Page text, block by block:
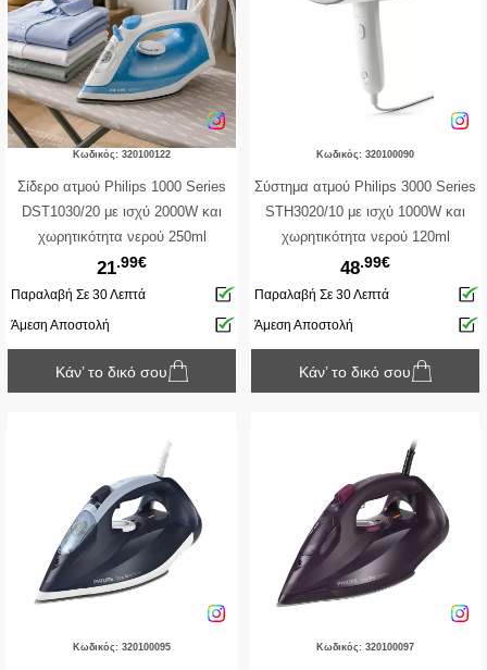
Κωδικός: 320100122
Σίδερο ατμού Philips 1000 Series
DST1030/20 με ισχύ 2000W και
χωρητικότητα νερού 250ml
21.99€
Παραλαβή Σε 30 Λεπτά
Άμεση Αποστολή
Κάν’ το δικό σου
Κωδικός: 320100090
Σύστημα ατμού Philips 3000 Series
STH3020/10 με ισχύ 1000W και
χωρητικότητα νερού 120ml
48.99€
Παραλαβή Σε 30 Λεπτά
Άμεση Αποστολή
Κάν’ το δικό σου
Κωδικός: 320100095 Κωδικός: 320100097